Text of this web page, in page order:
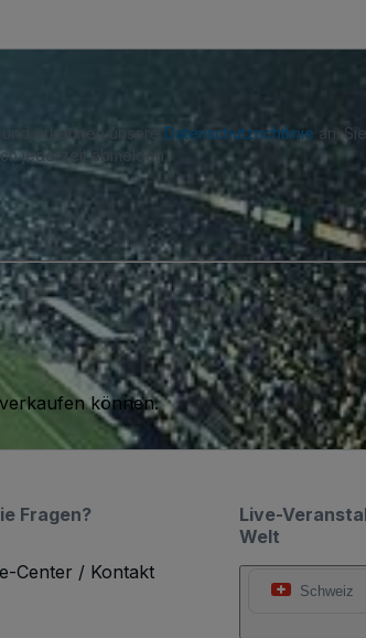
und erkennen unsere Datenschutzrichtlinie an.
jederzeit abmelden.
können.
Live-
Welt
Schweiz
Fragen?
Center / Kontakt